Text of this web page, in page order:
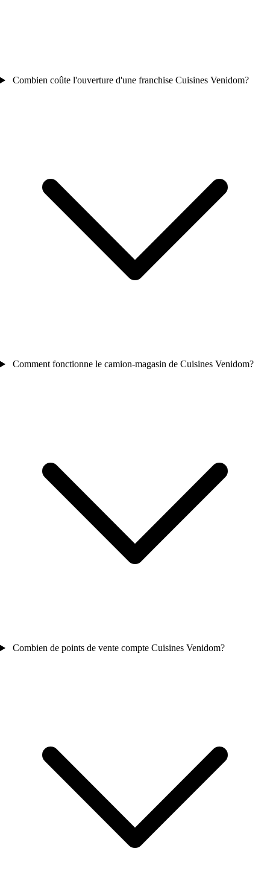
Combien coûte l'ouverture d'une franchise Cuisines Venidom?
Comment fonctionne le camion-magasin de Cuisines Venidom?
Combien de points de vente compte Cuisines Venidom?